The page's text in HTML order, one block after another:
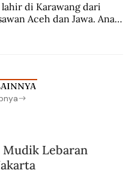
di Karawang dari
Aceh dan Jawa. Anak
Lebaran